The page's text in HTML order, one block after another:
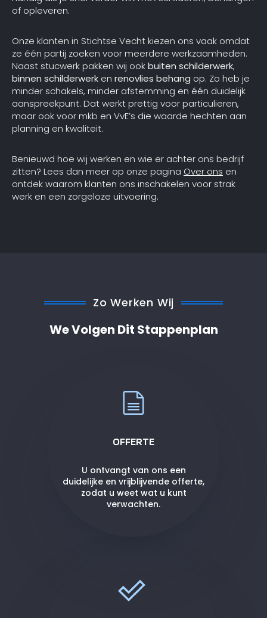
of opleveren.
Onze klanten in Stichtse Vecht kiezen ons vaak omdat
ze één partij zoeken voor meerdere werkzaamheden.
Naast stucwerk pakken wij ookbuiten schilderwerk,
binnen schilderwerk en renovlies behang op. Zo heb je
minder schakels, minder afstemming en één duidelijk
aanspreekpunt. Dat werkt prettig voor particulieren,
maar ook voor mkb en VvE’s die waarde hechten aan
planning en kwaliteit.
Benieuwd hoe wij werken en wie er achter ons bedrijf
zitten? Lees dan meer op onze pagina Over ons en
ontdek waarom klanten ons inschakelen voor strak
werk en een zorgeloze uitvoering.
Zo Werken Wij
We Volgen Dit Stappenplan
OFFERTE
U ontvangt van ons een
duidelijke en vrijblijvende offerte,
zodat u weet wat u kunt
verwachten.